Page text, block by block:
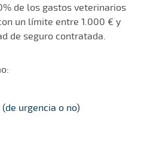
de los gastos veterinarios
un límite entre 1.000 € y
de seguro contratada.
urgencia o no)